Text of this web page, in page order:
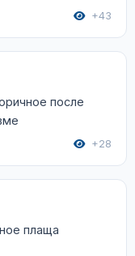
+43
после
+28
плаща